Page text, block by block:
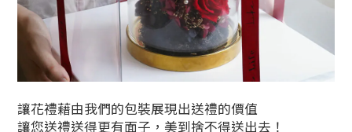
讓花禮藉由我們的包裝展現出送禮的價值
讓您送禮送得更有面子，美到捨不得送出去！